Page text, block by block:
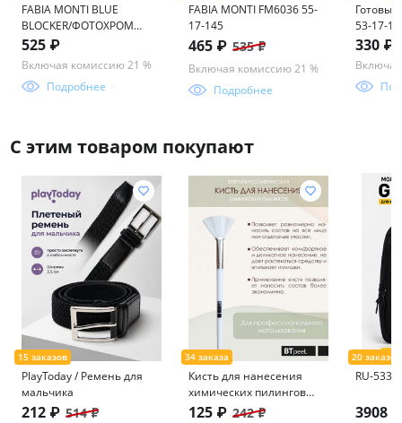
FABIA MONTI BLUE
BLOCKER/ФОТОХРОМ
FM0518 C1 56-19-152
525 ₽
Включая комиссию 21 %
Подробнее
FABIA MONTI FM6036 55-
17-145
465 ₽ 535 ₽
Включая комиссию 21 %
Подробнее
53-17-
330 ₽
С этим товаром покупают
PlayToday / Ремень для
мальчика
212 ₽ 514 ₽
Кисть для нанесения
химических пилингов
веерная косметическая
125 ₽ 242 ₽
RU-533-
3908